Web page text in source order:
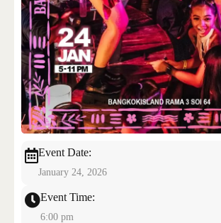
Event Date:
January 24, 2026
Event Time:
6:00 pm